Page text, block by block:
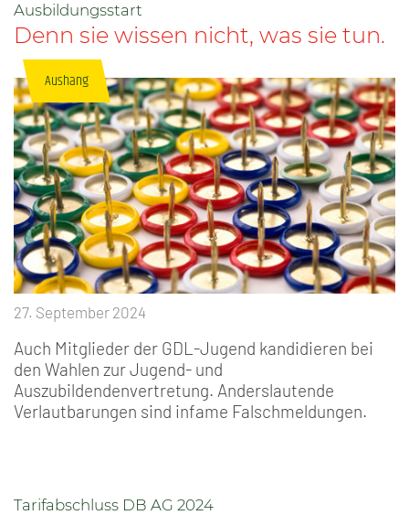
Aushang
Ausbildungsstart
Denn sie wissen nicht, was sie tun.
27. September 2024
Auch Mitglieder der GDL-Jugend kandidieren bei
den Wahlen zur Jugend- und
Auszubildendenvertretung. Anderslautende
Verlautbarungen sind infame Falschmeldungen.
Tarifabschluss DB AG 2024